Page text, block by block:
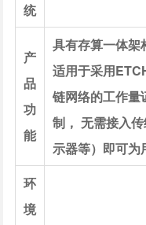
统
产
品
功
能
具有存算一体架
适用于采用
链网络的工作量
制， 无需接入
示器等）即可为
环
境